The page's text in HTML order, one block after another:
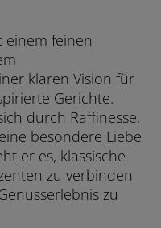
einem feinen
klaren Vision für
Gerichte.
durch Raffinesse,
besondere Liebe
er es, klassische
zu verbinden
zu